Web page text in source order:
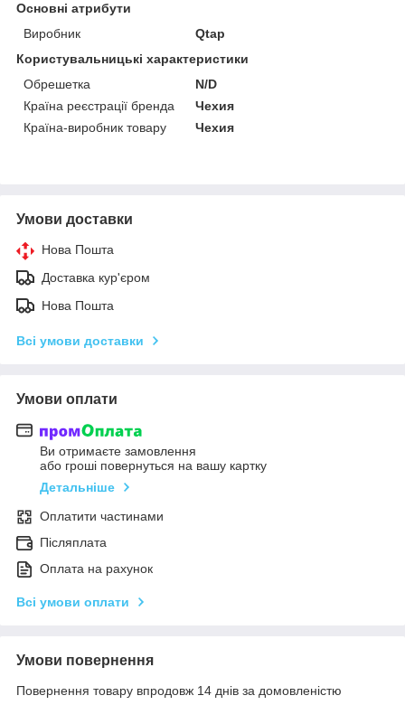
Основні атрибути
Виробник
Qtap
Користувальницькі характеристики
Обрешетка
N/D
Країна реєстрації бренда
Чехия
Країна-виробник товару
Чехия
Умови доставки
Нова Пошта
Доставка кур'єром
Нова Пошта
Всі умови доставки
Умови оплати
Ви отримаєте замовлення
або гроші повернуться на вашу картку
Детальніше
Оплатити частинами
Післяплата
Оплата на рахунок
Всі умови оплати
Умови повернення
Повернення товару впродовж 14 днів за домовленістю